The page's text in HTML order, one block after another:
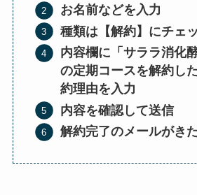
お名前などを入力
種類は【解約】にチェ
内容欄に「サララ消化
の定期コースを解約し
約理由を入力
内容を確認して送信
解約完了のメールがき